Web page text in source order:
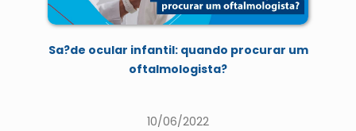
Sa?de ocular infantil: quando procurar um
oftalmologista?
10/06/2022